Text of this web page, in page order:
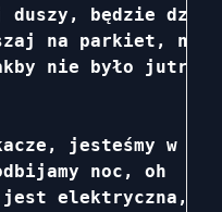
duszy, będzie
na parkiet,
nie było
jesteśmy w
noc, oh
elektryczna,